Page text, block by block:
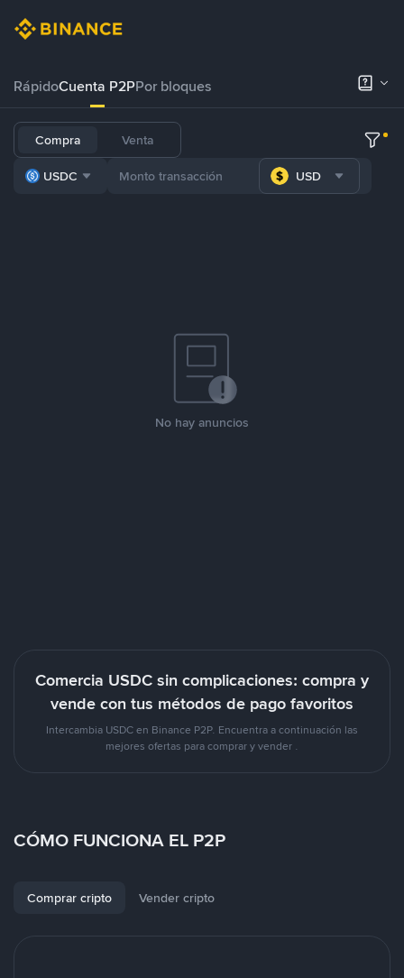
RápidoCuenta P2PPor bloques
Compra Venta
USDC USD
No hay anuncios
Comercia USDC sin complicaciones: compra y
vende con tus métodos de pago favoritos
Intercambia USDC en Binance P2P. Encuentra a continuación las
mejores ofertas para comprar y vender .
CÓMO FUNCIONA EL P2P
Comprar cripto Vender cripto